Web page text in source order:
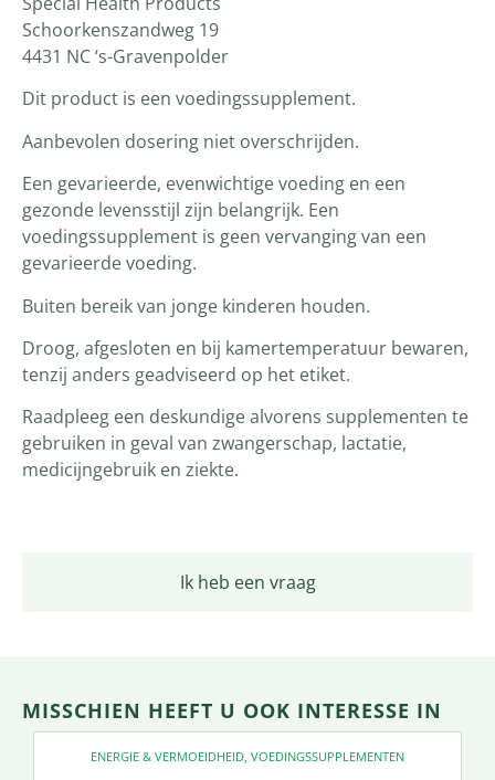
Ik heb een vraag
Schoorkenszandweg 19
4431 NC ‘s-Gravenpolder
Dit product is een voedingssupplement.
Aanbevolen dosering niet overschrijden.
Een gevarieerde, evenwichtige voeding en een
gezonde levensstijl zijn belangrijk. Een
voedingssupplement is geen vervanging van een
gevarieerde voeding.
Buiten bereik van jonge kinderen houden.
Droog, afgesloten en bij kamertemperatuur bewaren,
tenzij anders geadviseerd op het etiket.
Raadpleeg een deskundige alvorens supplementen te
gebruiken in geval van zwangerschap, lactatie,
medicijngebruik en ziekte.
MISSCHIEN HEEFT U OOK INTERESSE IN
ENERGIE & VERMOEIDHEID, VOEDINGSSUPPLEMENTEN